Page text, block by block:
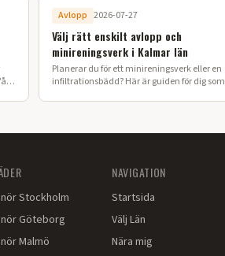
Avlopp 2026-07-27
Välj rätt enskilt avlopp och
minireningsverk i Kalmar län
Planerar du för ett minireningsverk eller en
infiltrationsbädd? Här är guiden för dig som
Stockholm
Göteborg
Malmö
NAVIGATION
Startsida
Välj Län
Nära mig